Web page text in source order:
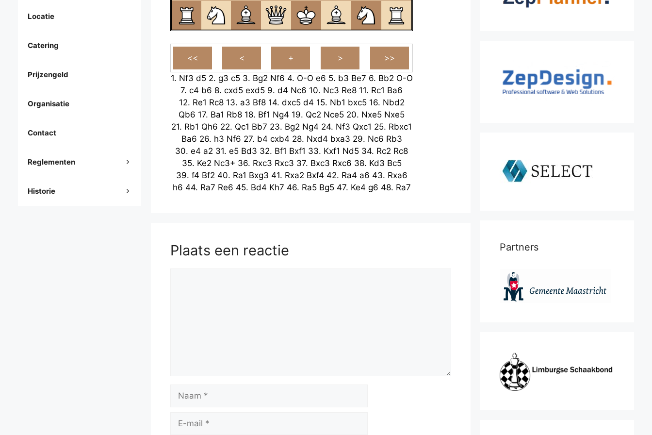
1. Nf3 d5 2. g3 c5 3. Bg2 Nf6 4. O-O e6 5. b3 Be7 6. Bb2 O-O
7. c4 b6 8. cxd5 exd5 9. d4 Nc6 10. Nc3 Re8 11. Rc1 Ba6
12. Re1 Rc8 13. a3 Bf8 14. dxc5 d4 15. Nb1 bxc5 16. Nbd2
Qb6 17. Ba1 Rb8 18. Bf1 Ng4 19. Qc2 Nce5 20. Nxe5 Nxe5
21. Rb1 Qh6 22. Qc1 Bb7 23. Bg2 Ng4 24. Nf3 Qxc1 25. Rbxc1
Ba6 26. h3 Nf6 27. b4 cxb4 28. Nxd4 bxa3 29. Nc6 Rb3
30. e4 a2 31. e5 Bd3 32. Bf1 Bxf1 33. Kxf1 Nd5 34. Rc2 Rc8
35. Ke2 Nc3+ 36. Rxc3 Rxc3 37. Bxc3 Rxc6 38. Kd3 Bc5
39. f4 Bf2 40. Ra1 Bxg3 41. Rxa2 Bxf4 42. Ra4 a6 43. Rxa6
h6 44. Ra7 Re6 45. Bd4 Kh7 46. Ra5 Bg5 47. Ke4 g6 48. Ra7
Plaats een reactie
mail
Locatie
Catering
Prijzengeld
Organisatie
Contact
Reglementen
Historie
Partners